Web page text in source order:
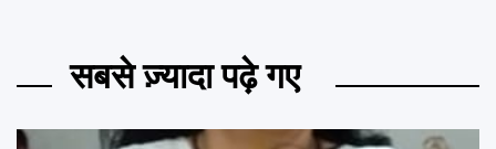
सबसे ज़्यादा पढ़े गए